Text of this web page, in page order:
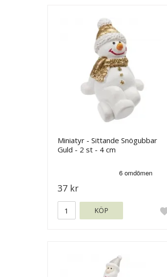
Miniatyr - Sittande Snögubbar
Guld - 2 st - 4 cm
37 kr
KÖP